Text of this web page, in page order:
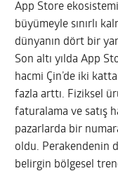
App Store
büyümeyle sınırlı
dünyanın dört bir
Son altı yılda App
hacmi Çin’de iki
fazla arttı. Fiziksel
faturalama ve satış
pazarlarda bir
oldu. Perakendenin
belirgin bölgesel